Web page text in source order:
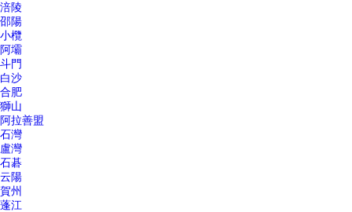
涪陵
邵陽
小欖
阿壩
斗門
白沙
合肥
獅山
阿拉善盟
石灣
盧灣
石碁
云陽
賀州
蓬江